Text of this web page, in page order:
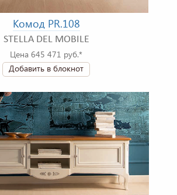
Комод PR.108
STELLA DEL MOBILE
Цена 645 471 руб.*
Добавить в блокнот